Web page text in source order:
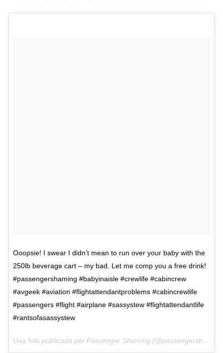
Ooopsie! I swear I didn’t mean to run over your baby with the
250lb beverage cart – my bad. Let me comp you a free drink!
#passengershaming #babyinaisle #crewlife #cabincrew
#avgeek #aviation #flightattendantproblems #cabincrewlife
#passengers #flight #airplane #sassystew #flightattendantlife
#rantsofasassystew
Una foto publicada por Passenger Shaming (@passengershaming) el